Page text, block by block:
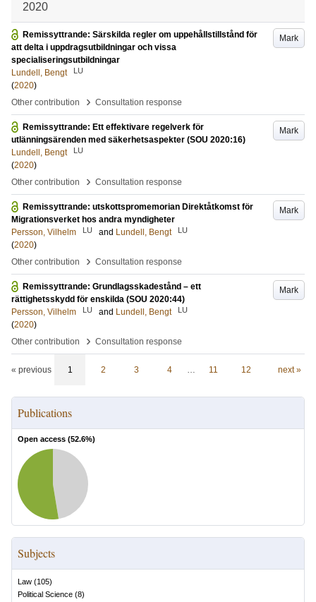
2020
Mark
Remissyttrande: Särskilda regler om uppehållstillstånd för
att delta i uppdragsutbildningar och vissa
specialiseringsutbildningar
Lundell, Bengt
LU
(2020)
Other contribution
› Consultation response
Mark
Remissyttrande: Ett effektivare regelverk för
utlänningsärenden med säkerhetsaspekter (SOU 2020:16)
Lundell, Bengt
LU
(2020)
Other contribution
› Consultation response
Mark
Remissyttrande: utskottspromemorian Direktåtkomst för
Migrationsverket hos andra myndigheter
Persson, Vilhelm
LU and Lundell, Bengt LU
(2020)
Other contribution
› Consultation response
Mark
Remissyttrande: Grundlagsskadestånd – ett
rättighetsskydd för enskilda (SOU 2020:44)
Persson, Vilhelm
LU and Lundell, Bengt LU
(2020)
Other contribution
› Consultation response
« previous 1 2 3 4 … 11 12 next »
Publications
Open access (52.6%)
Subjects
Law (105)
Political Science (8)